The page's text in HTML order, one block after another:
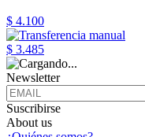
$ 4.100
$ 3.485
Newsletter
Suscribirse
About us